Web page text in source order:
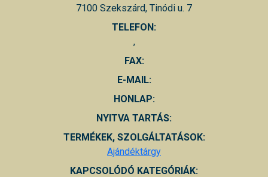
7100 Szekszárd, Tinódi u. 7
TELEFON:
,
FAX:
E-MAIL:
HONLAP:
NYITVA TARTÁS:
TERMÉKEK, SZOLGÁLTATÁSOK:
Ajándéktárgy
KAPCSOLÓDÓ KATEGÓRIÁK: